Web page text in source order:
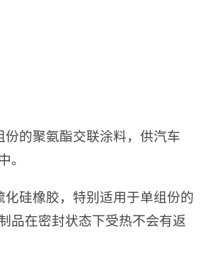
份的聚氨酯交联涂料，供汽车
。
化硅橡胶，特别适用于单组份的
品在密封状态下受热不会有返